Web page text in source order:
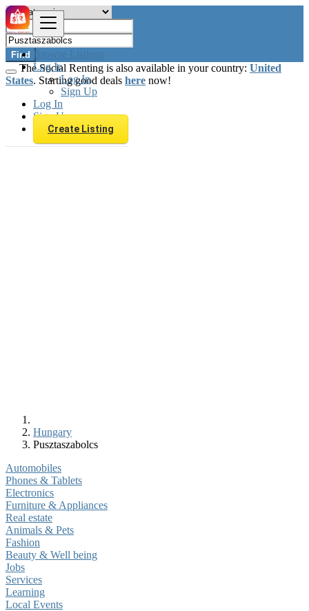
Browse Listings
Log In
Log In
Sign Up
Log In
Sign Up
Create Listing
Find
The Social Renting is also available in your country: United
States. Starting good deals here now!
Hungary
Pusztaszabolcs
Automobiles
Phones & Tablets
Electronics
Furniture & Appliances
Real estate
Animals & Pets
Fashion
Beauty & Well being
Jobs
Services
Learning
Local Events